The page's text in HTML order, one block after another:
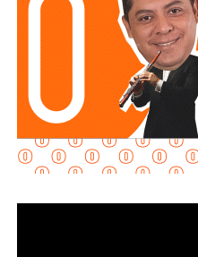
de prensa.
Pocas veces he visto
construcción de estructura
movilidad, como dicen los
solamente a
favorecer la
¿Quién se acuerda de los
en el que quiere cruzar